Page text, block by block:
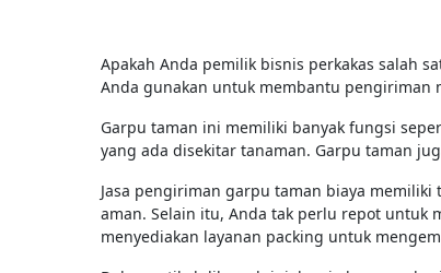
Apakah Anda pemilik bisnis perkakas salah
Anda gunakan untuk membantu pengiriman
Garpu taman ini memiliki banyak fungsi
yang ada disekitar tanaman. Garpu taman
Jasa pengiriman garpu taman biaya
aman. Selain itu, Anda tak perlu repot untuk
menyediakan layanan packing untuk